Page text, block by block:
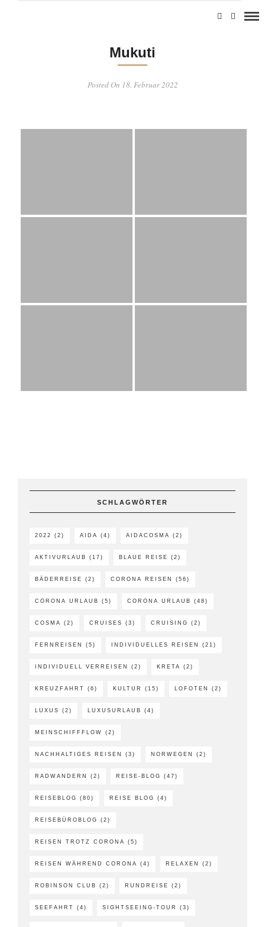
Mukuti
Posted On 18. Februar 2022
SCHLAGWÖRTER
2022 (2) AIDA (4) AIDACOSMA (2)
AKTIVURLAUB (17) BLAUE REISE (2)
BÄDERREISE (2) CORONA REISEN (56)
CORONA URLAUB (5) CORONA URLAUB (48)
COSMA (2) CRUISES (3) CRUISING (2)
FERNREISEN (5) INDIVIDUELLES REISEN (21)
INDIVIDUELL VERREISEN (2) KRETA (2)
KREUZFAHRT (6) KULTUR (15) LOFOTEN (2)
LUXUS (2) LUXUSURLAUB (4)
MEINSCHIFFFLOW (2)
NACHHALTIGES REISEN (3) NORWEGEN (2)
RADWANDERN (2) REISE-BLOG (47)
REISEBLOG (80) REISE BLOG (4)
REISEBÜROBLOG (2)
REISEN TROTZ CORONA (5)
REISEN WÄHREND CORONA (4) RELAXEN (2)
ROBINSON CLUB (2) RUNDREISE (2)
SEEFAHRT (4) SIGHTSEEING-TOUR (3)